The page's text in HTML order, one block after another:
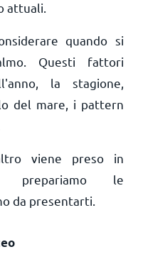
attuali.
quando si
Questi fattori
la stagione,
del mare, i pattern
viene preso in
prepariamo le
da presentarti.